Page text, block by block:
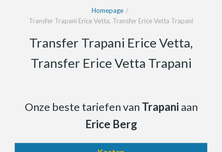
Homepage
Transfer Trapani Erice Vetta, Transfer Erice Vetta Trapani
Transfer Trapani Erice Vetta,
Transfer Erice Vetta Trapani
Onze beste tariefen van Trapani aan
Erice Berg